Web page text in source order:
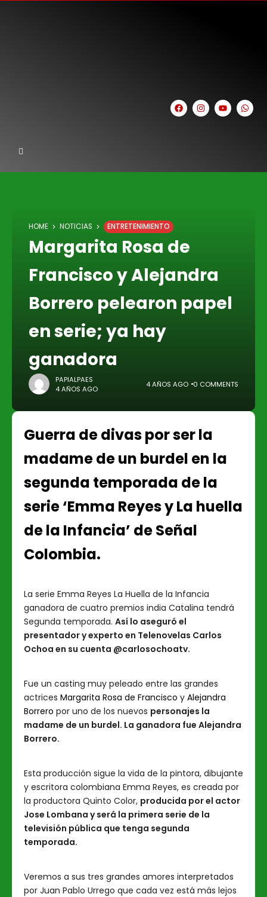
HOME NOTICIAS ENTRETENIMIENTO
Margarita Rosa de
Francisco y Alejandra
Borrero pelearon papel
en serie; ya hay
ganadora
PAPIALPAES
4 AÑOS AGO
4 AÑOS AGO 0 COMMENTS
Guerra de divas por ser la
madame de un burdel en la
segunda temporada de la
serie ‘Emma Reyes y La huella
de la Infancia’ de Señal
Colombia.
La serie Emma Reyes La Huella de la Infancia
ganadora de cuatro premios india Catalina tendrá
Segunda temporada. Así lo aseguró el
presentador y experto en Telenovelas Carlos
Ochoa en su cuenta @carlosochoatv.
Fue un casting muy peleado entre las grandes
actrices Margarita Rosa de Francisco y Alejandra
Borrero por uno de los nuevos personajes la
madame de un burdel. La ganadora fue Alejandra
Borrero.
Esta producción sigue la vida de la pintora, dibujante
y escritora colombiana Emma Reyes, es creada por
la productora Quinto Color, producida por el actor
Jose Lombana y será la primera serie de la
televisión pública que tenga segunda
temporada.
Veremos a sus tres grandes amores interpretados
por Juan Pablo Urrego que cada vez está más lejos